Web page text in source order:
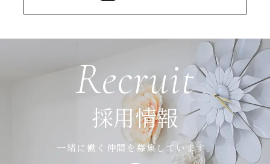
Recruit
採用情報
一緒に働く仲間を募集しています。